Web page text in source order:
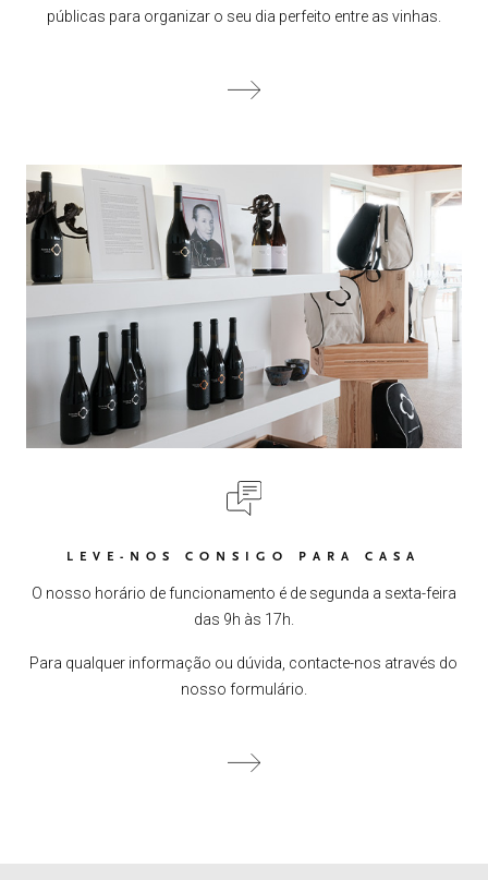
públicas para organizar o seu dia perfeito entre as vinhas.
LEVE-NOS CONSIGO PARA CASA
O nosso horário de funcionamento é de segunda a sexta-feira
das 9h às 17h.
Para qualquer informação ou dúvida, contacte-nos através do
nosso formulário.